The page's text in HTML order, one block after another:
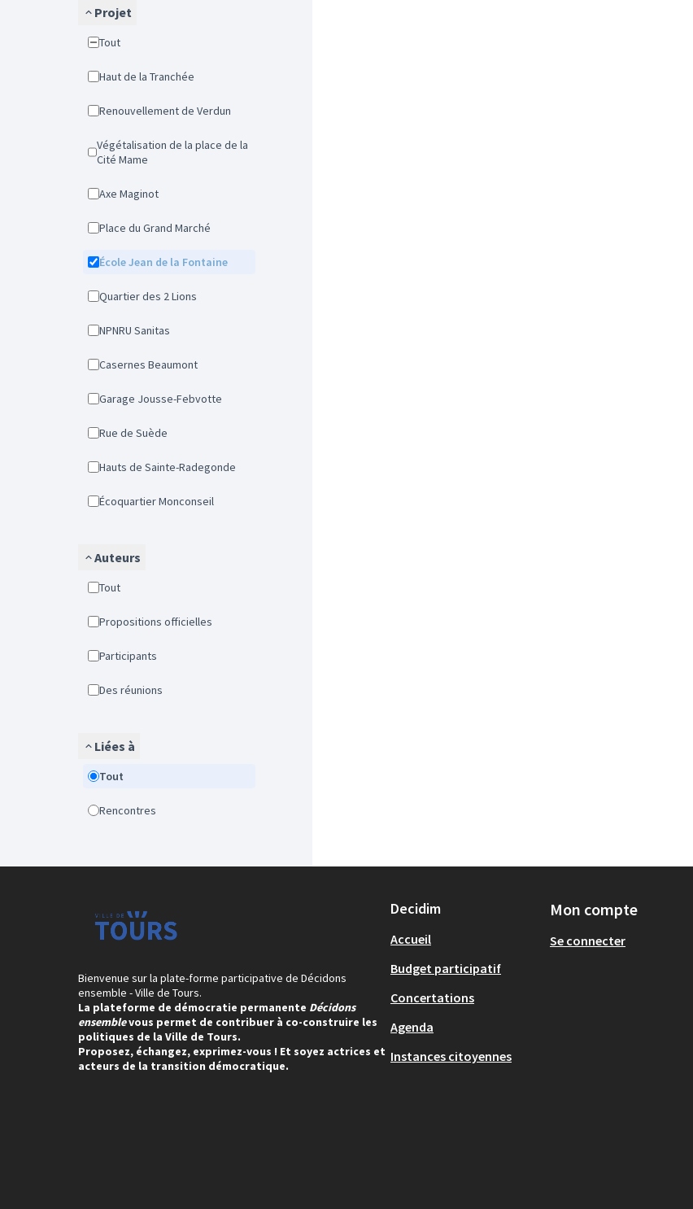
Projet
Tout
Haut de la Tranchée
Renouvellement de Verdun
Végétalisation de la place de la
Cité Mame
Axe Maginot
Place du Grand Marché
École Jean de la Fontaine
Quartier des 2 Lions
NPNRU Sanitas
Casernes Beaumont
Garage Jousse-Febvotte
Rue de Suède
Hauts de Sainte-Radegonde
Écoquartier Monconseil
Auteurs
Tout
Propositions officielles
Participants
Des réunions
Liées à
Tout
Rencontres
Bienvenue sur la plate-forme participative de Décidons
ensemble - Ville de Tours.
La plateforme de démocratie permanente Décidons
ensemblevous permet de contribuer à co-construire les
politiques de la Ville de Tours.
Proposez, échangez, exprimez-vous ! Et soyez actrices et
acteurs de la transition démocratique.
Decidim
Accueil
Budget participatif
Concertations
Agenda
Instances citoyennes
Mon compte
Se connecter